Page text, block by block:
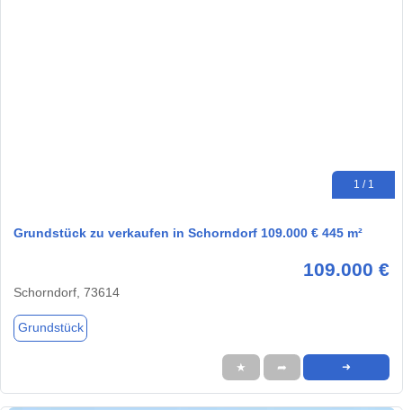
1 / 1
Grundstück zu verkaufen in Schorndorf 109.000 € 445 m²
109.000 €
Schorndorf, 73614
Grundstück
★ ➦ ➜